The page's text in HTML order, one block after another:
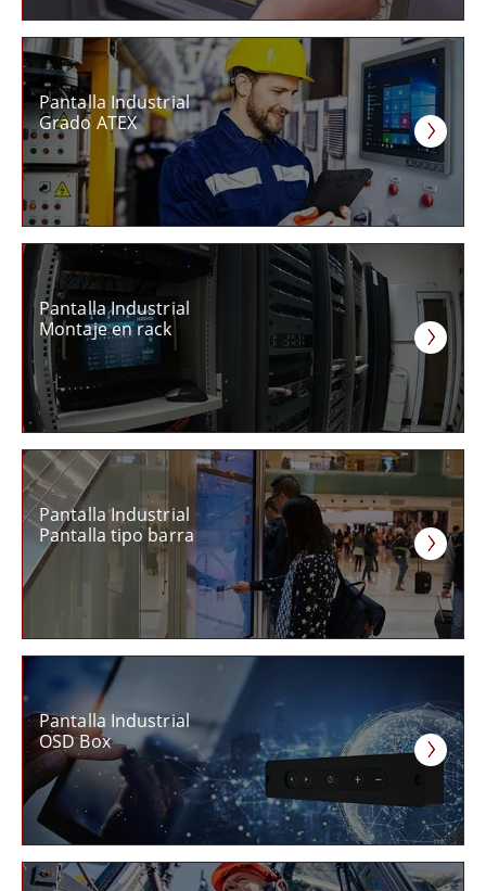
Pantalla Industrial
Grado ATEX
Pantalla Industrial
Montaje en rack
Pantalla Industrial
Pantalla tipo barra
Pantalla Industrial
OSD Box